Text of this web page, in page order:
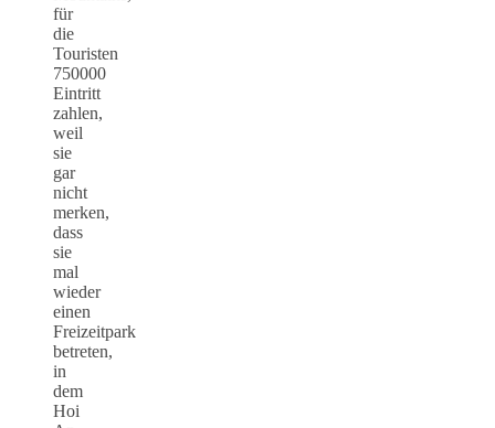
für
die
Touristen
750000
Eintritt
zahlen,
weil
sie
gar
nicht
merken,
dass
sie
mal
wieder
einen
Freizeitpark
betreten,
in
dem
Hoi